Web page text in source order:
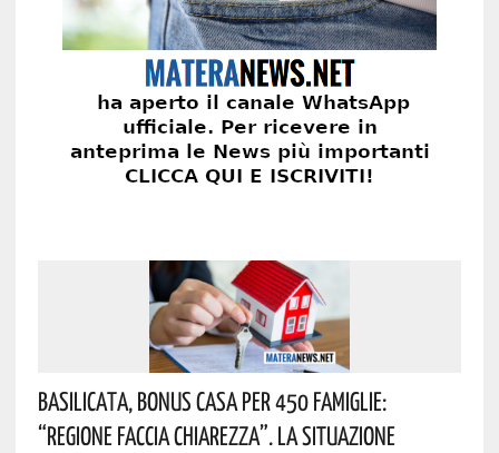
Basilicata, Bonus Casa Per 450 Famiglie:
“Regione Faccia Chiarezza”. La Situazione